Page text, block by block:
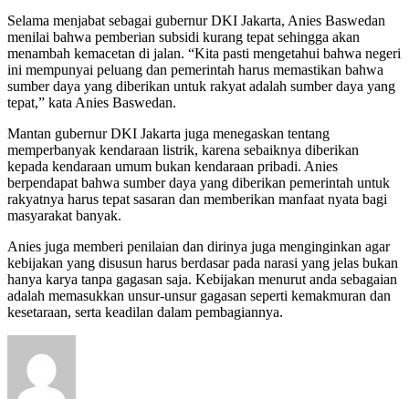
Selama menjabat sebagai gubernur DKI Jakarta, Anies Baswedan
menilai bahwa pemberian subsidi kurang tepat sehingga akan
menambah kemacetan di jalan. “Kita pasti mengetahui bahwa negeri
ini mempunyai peluang dan pemerintah harus memastikan bahwa
sumber daya yang diberikan untuk rakyat adalah sumber daya yang
tepat,” kata Anies Baswedan.
Mantan gubernur DKI Jakarta juga menegaskan tentang
memperbanyak kendaraan listrik, karena sebaiknya diberikan
kepada kendaraan umum bukan kendaraan pribadi. Anies
berpendapat bahwa sumber daya yang diberikan pemerintah untuk
rakyatnya harus tepat sasaran dan memberikan manfaat nyata bagi
masyarakat banyak.
Anies juga memberi penilaian dan dirinya juga menginginkan agar
kebijakan yang disusun harus berdasar pada narasi yang jelas bukan
hanya karya tanpa gagasan saja. Kebijakan menurut anda sebagaian
adalah memasukkan unsur-unsur gagasan seperti kemakmuran dan
kesetaraan, serta keadilan dalam pembagiannya.